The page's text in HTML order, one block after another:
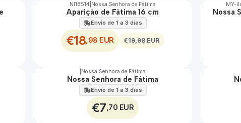
DESCONTO
NI18514 Nossa Senhora de Fátima
Aparição de Fátima 16 cm
Envio de 1 a 3 dias
€18 ,98 EUR €19,98 EUR
🇵🇹
MY-
Nossa
Nossa Senhora de Fátima
Nossa Senhora de Fátima
Envio de 1 a 3 dias
€7 ,70 EUR